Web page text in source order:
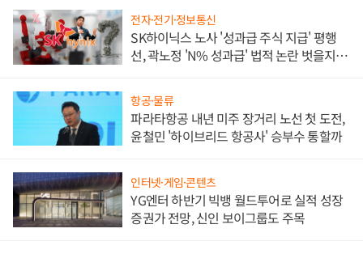
전자·전기·정보통신
SK하이닉스 노사 '성과급 주식 지급' 평행
선, 곽노정 'N% 성과급' 법적 논란 벗을지 주
항공·물류
파라타항공 내년 미주 장거리 노선 첫 도전,
윤철민 '하이브리드 항공사' 승부수 통할까
인터넷·게임·콘텐츠
YG엔터 하반기 빅뱅 월드투어로 실적 성장
증권가 전망, 신인 보이그룹도 주목